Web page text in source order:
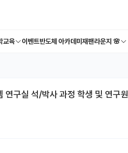
교육 이벤트반도체 아카데미 재팬라운지 🌸
구실 석/박사 과정 학생 및 연구